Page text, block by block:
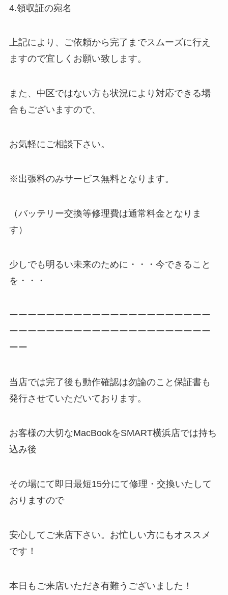
4.領収証の宛名
上記により、ご依頼から完了までスムーズに行え
ますので宜しくお願い致します。
また、中区ではない方も状況により対応できる場
合もございますので、
お気軽にご相談下さい。
※出張料のみサービス無料となります。
（バッテリー交換等修理費は通常料金となりま
す）
少しでも明るい未来のために・・・今できること
を・・・
ーーーーーーーーーーーーーーーーーーーーーー
ーーーーーーーーーーーーーーーーーーーーーー
ーー
当店では完了後も動作確認は勿論のこと保証書も
発行させていただいております。
お客様の大切なMacBookをSMART横浜店では持ち
込み後
その場にて即日最短15分にて修理・交換いたして
おりますので
安心してご来店下さい。お忙しい方にもオススメ
です！
本日もご来店いただき有難うございました！